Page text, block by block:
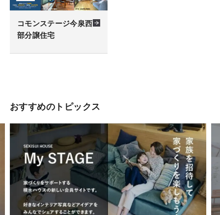
コモンステージ今泉西
部分譲住宅
おすすめのトピックス